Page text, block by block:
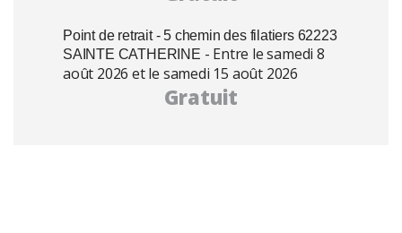
Point de retrait - 5 chemin des filatiers 62223
SAINTE CATHERINE - Entre le samedi 8
août 2026 et le samedi 15 août 2026
Gratuit